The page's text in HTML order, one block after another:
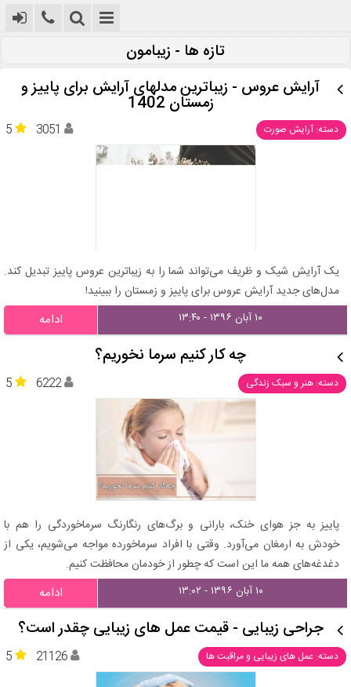
تازه ها - زیبامون
آرایش عروس - زیباترین مدلهای آرایش برای پاییز و
زمستان 1402
دسته: آرایش صورت 5 3051
یک آرایش شیک و ظریف می‌تواند شما را به زیباترین عروس پاییز تبدیل کند.
مدل‌های جدید آرایش عروس برای پاییز و زمستان را ببینید!
۱۰ آبان ۱۳۹۶ - ۱۳:۴۰ ادامه
چه کار کنیم سرما نخوریم؟
دسته: هنر و سبک زندگی 5 6222
پاییز به جز هوای خنک، بارانی و برگ‌های رنگارنگ سرماخوردگی را هم با
خودش به ارمغان می‌آورد. وقتی با افراد سرماخورده مواجه می‌شویم، یکی از
دغدغه‌های همه ما این است که چطور از خودمان محافظت کنیم.
۱۰ آبان ۱۳۹۶ - ۱۳:۰۲ ادامه
جراحی زیبایی - قیمت عمل های زیبایی چقدر است؟
دسته: عمل های زیبایی و مراقبت ها 5 21126